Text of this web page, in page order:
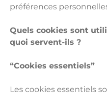
préférences
Quels cookies sont
quoi servent-ils ?
“Cookies essentiels”
Les cookies essentiels